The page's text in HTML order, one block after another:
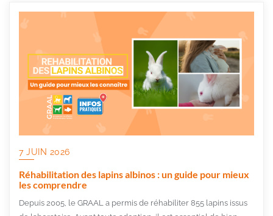
7 JUIN 2026
Réhabilitation des lapins albinos : un guide pour mieux
les comprendre
Depuis 2005, le GRAAL a permis de réhabiliter 855 lapins issus